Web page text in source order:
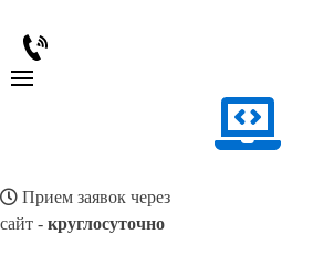
Прием заявок через
сайт - круглосуточно